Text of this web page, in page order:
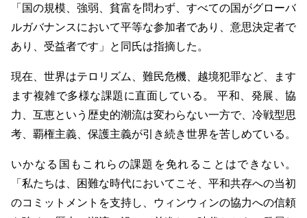
「国の規模、強弱、貧富を問わず、すべての国がグローバ
ルガバナンスにおいて平等な参加者であり、意思決定者で
あり、受益者です」と同氏は指摘した。
現在、世界はテロリズム、難民危機、越境犯罪など、ます
ます複雑で多様な課題に直面している。 平和、発展、協
力、互恵という歴史的潮流は変わらない一方で、冷戦型思
考、覇権主義、保護主義が引き続き世界を苦しめている。
いかなる国もこれらの課題を免れることはできない。
「私たちは、困難な時代においてこそ、平和共存への当初
のコミットメントを支持し、ウィンウィンの協力への信頼